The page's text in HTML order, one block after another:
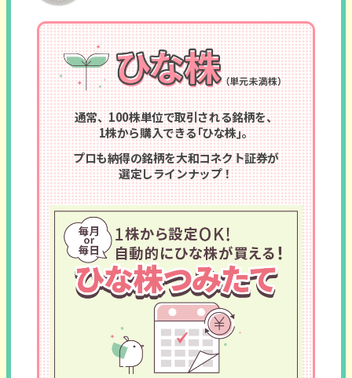
通常、100株単位で取引される銘柄を、
1株から購入できる｢ひな株｣。
プロも納得の銘柄を大和コネクト証券が
選定しラインナップ！